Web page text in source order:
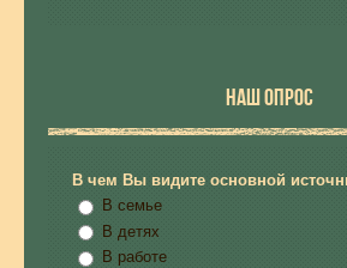
НАШ ОПРОС
В чем Вы видите основной
В семье
В детях
В работе